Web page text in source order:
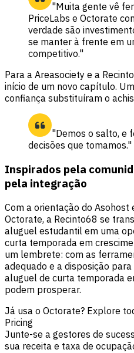
"Muita gente vê
PriceLabs e Octorate
verdade são
se manter à frente em
competitivo."
Para a Areasociety e a
início de um novo capítulo.
confiança substituíram o
"Demos o salto, e
decisões que tomamos."
Inspirados pela
pela integração
Com a orientação do Asohost
Octorate, a Recinto68 se
aluguel estudantil em uma
curta temporada em
um lembrete: com as
adequado e a disposição
aluguel de curta temporada
podem prosperar.
Já usa o Octorate? Explore
Pricing
Junte-se a gestores de
sua receita e taxa de